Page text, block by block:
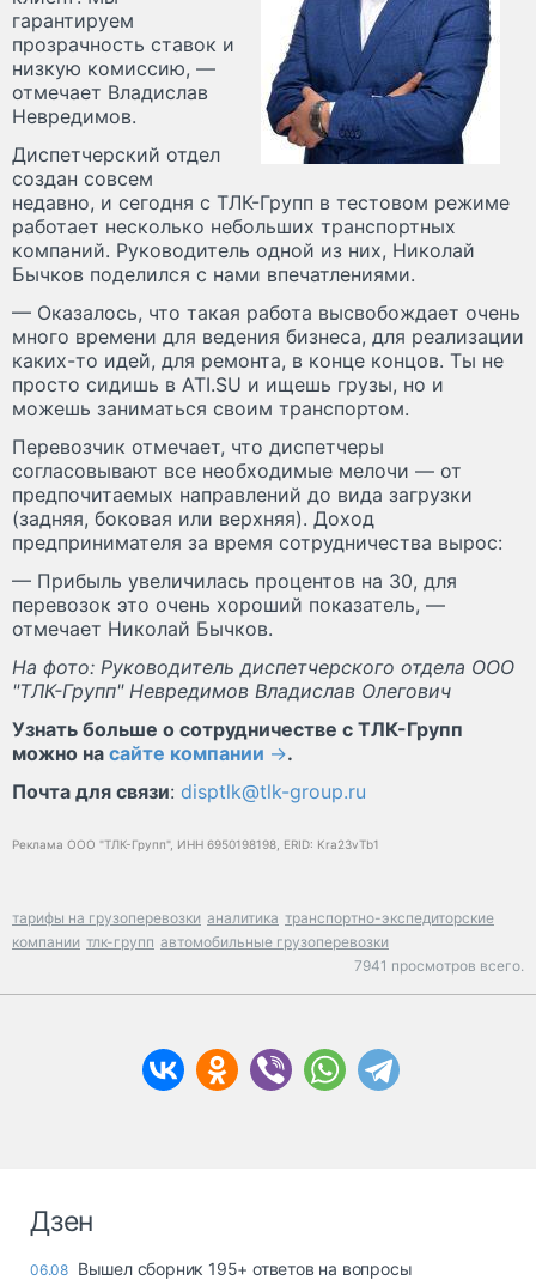
гарантируем
прозрачность ставок и
низкую комиссию, —
отмечает Владислав
Невредимов.
Диспетчерский отдел
создан совсем
недавно, и сегодня с ТЛК-Групп в тестовом режиме
работает несколько небольших транспортных
компаний. Руководитель одной из них, Николай
Бычков поделился с нами впечатлениями.
— Оказалось, что такая работа высвобождает очень
много времени для ведения бизнеса, для реализации
каких-то идей, для ремонта, в конце концов. Ты не
просто сидишь в ATI.SU и ищешь грузы, но и
можешь заниматься своим транспортом.
Перевозчик отмечает, что диспетчеры
согласовывают все необходимые мелочи — от
предпочитаемых направлений до вида загрузки
(задняя, боковая или верхняя). Доход
предпринимателя за время сотрудничества вырос:
— Прибыль увеличилась процентов на 30, для
перевозок это очень хороший показатель, —
отмечает Николай Бычков.
На фото: Руководитель диспетчерского отдела ООО
"ТЛК-Групп" Невредимов Владислав Олегович
Узнать больше о сотрудничестве с ТЛК-Групп
можно на сайте компании →.
Почта для связи: disptlk@tlk-group.ru
Реклама ООО "ТЛК-Групп", ИНН 6950198198, ERID: Kra23vTb1
тарифы на грузоперевозки аналитика транспортно-экспедиторские
компании тлк-групп автомобильные грузоперевозки
7941 просмотров всего.
Дзен
06.08 Вышел сборник 195+ ответов на вопросы